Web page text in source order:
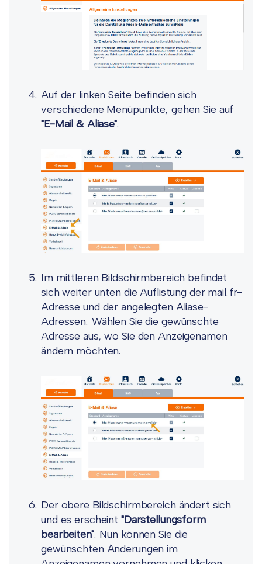
Auf der linken Seite befinden sich
verschiedene Menüpunkte, gehen Sie auf
"E-Mail & Aliase".
Im mittleren Bildschirmbereich befindet
sich weiter unten die Auflistung der mail.fr-
Adresse und der angelegten Aliase-
Adressen. Wählen Sie die gewünschte
Adresse aus, wo Sie den Anzeigenamen
ändern möchten.
Der obere Bildschirmbereich ändert sich
und es erscheint "Darstellungsform
bearbeiten". Nun können Sie die
gewünschten Änderungen im